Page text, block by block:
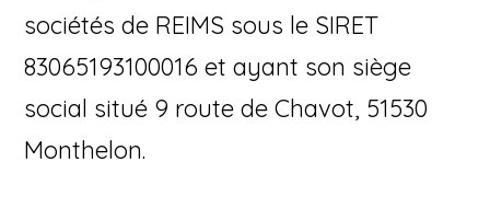
sociétés de REIMS sous le SIRET
83065193100016 et ayant son siège
social situé 9 route de Chavot, 51530
Monthelon.